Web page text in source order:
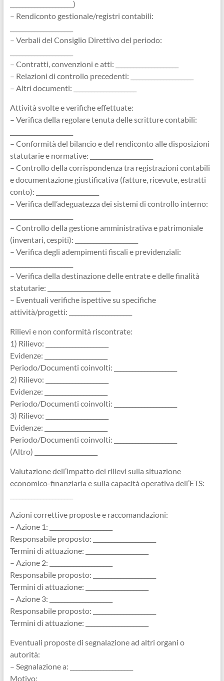
_____________________)
– Rendiconto gestionale/registri contabili:
– Verbali del Consiglio Direttivo del periodo:
– Contratti, convenzioni e atti: _____________________
– Relazioni di controllo precedenti: _____________________
– Altri documenti: _____________________
Attività svolte e verifiche effettuate:
– Verifica della regolare tenuta delle scritture contabili:
– Conformità del bilancio e del rendiconto alle disposizioni
statutarie e normative: _____________________
– Controllo della corrispondenza tra registrazioni contabili
e documentazione giustificativa (fatture, ricevute, estratti
conto): _____________________
– Verifica dell’adeguatezza dei sistemi di controllo interno:
– Controllo della gestione amministrativa e patrimoniale
(inventari, cespiti): _____________________
– Verifica degli adempimenti fiscali e previdenziali:
– Verifica della destinazione delle entrate e delle finalità
statutarie: _____________________
– Eventuali verifiche ispettive su specifiche
attività/progetti: _____________________
Rilievi e non conformità riscontrate:
1) Rilievo: _____________________
Evidenze: _____________________
Periodo/Documenti coinvolti: _____________________
2) Rilievo: _____________________
Evidenze: _____________________
Periodo/Documenti coinvolti: _____________________
3) Rilievo: _____________________
Evidenze: _____________________
Periodo/Documenti coinvolti: _____________________
(Altro) _____________________
Valutazione dell’impatto dei rilievi sulla situazione
economico-finanziaria e sulla capacità operativa dell’ETS:
Azioni correttive proposte e raccomandazioni:
– Azione 1: _____________________
Responsabile proposto: _____________________
Termini di attuazione: _____________________
– Azione 2: _____________________
Responsabile proposto: _____________________
Termini di attuazione: _____________________
– Azione 3: _____________________
Responsabile proposto: _____________________
Termini di attuazione: _____________________
Eventuali proposte di segnalazione ad altri organi o
autorità:
– Segnalazione a: _____________________
Motivo: _____________________